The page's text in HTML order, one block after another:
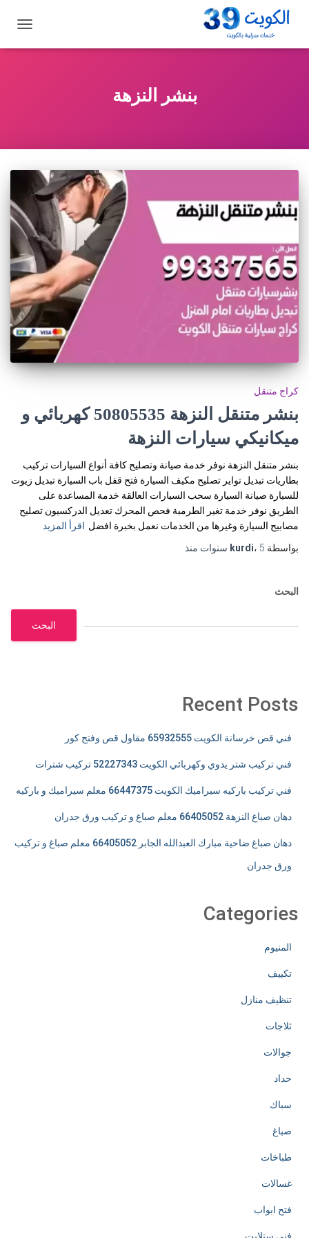
التنقل
بنشر النزهة
كراج متنقل
بنشر متنقل النزهة 50805535‬ كهربائي و
ميكانيكي سيارات النزهة
بنشر متنقل النزهة نوفر خدمة صيانة وتصليح كافة أنواع السيارات تركيب
بطاريات تبديل تواير تصليح مكيف السيارة فتح قفل باب السيارة تبديل زيوت
للسيارة صيانة السيارة سحب السيارات العالقة خدمة المساعدة على
الطريق نوفر خدمة تغير الطرمبة فحص المحرك تعديل الدركسيون تصليح
مصابيح السيارة وغيرها من الخدمات نعمل بخبرة افضل اقرأ المزيد
بواسطة
kurdi، 5 سنوات منذ
البحث
البحث
Recent Posts
فني قص خرسانة الكويت 65932555 مقاول قص وفتح كور
فني تركيب شتر يدوي وكهربائي الكويت 52227343 تركيب شترات
فني تركيب باركيه سيراميك الكويت 66447375 معلم سيراميك و باركيه
دهان صباغ النزهة 66405052 معلم صباغ و تركيب ورق جدران
دهان صباغ ضاحية مبارك العبدالله الجابر 66405052 معلم صباغ و تركيب
ورق جدران
Categories
المنيوم
تكييف
تنظيف منازل
ثلاجات
جوالات
حداد
سباك
صباغ
طباخات
غسالات
فتح ابواب
فني ستلايت